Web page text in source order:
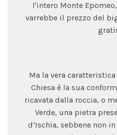
l'intero Monte
varrebbe il prezzo del
Ma la vera
Chiesa è la sua
ricavata dalla roccia, o
Verde, una pietra
d’Ischia, sebbene non